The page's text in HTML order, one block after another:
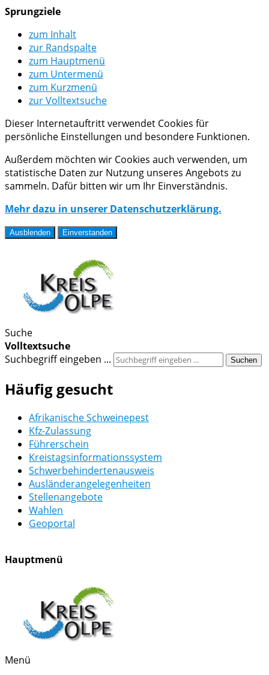
Sprungziele
zum Inhalt
zur Randspalte
zum Hauptmenü
zum Untermenü
zum Kurzmenü
zur Volltextsuche
Dieser Internetauftritt verwendet Cookies für
persönliche Einstellungen und besondere Funktionen.
Außerdem möchten wir Cookies auch verwenden, um
statistische Daten zur Nutzung unseres Angebots zu
sammeln. Dafür bitten wir um Ihr Einverständnis.
Mehr dazu in unserer Datenschutzerklärung.
Ausblenden Einverstanden
Suche
Volltextsuche
Suchbegriff eingeben ...
Suchen
Häufig gesucht
Afrikanische Schweinepest
Kfz-Zulassung
Führerschein
Kreistagsinformationssystem
Schwerbehindertenausweis
Ausländerangelegenheiten
Stellenangebote
Wahlen
Geoportal
Hauptmenü
Menü